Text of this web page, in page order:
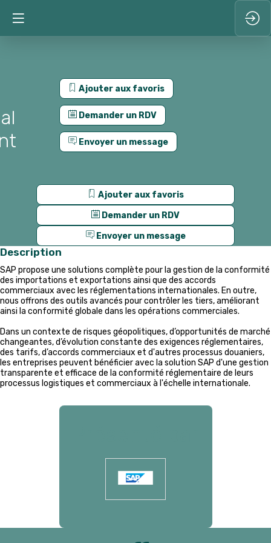
Ajouter aux favoris
Demander un RDV
Envoyer un message
Ajouter aux favoris
Demander un RDV
Envoyer un message
Description
SAP propose une solutions complète pour la gestion de la conformité
des importations et exportations ainsi que des accords
commerciaux avec les réglementations internationales. En outre,
nous offrons des outils avancés pour contrôler les tiers, améliorant
ainsi la conformité globale dans les opérations commerciales.
Dans un contexte de risques géopolitiques, d’opportunités de marché
changeantes, d’évolution constante des exigences réglementaires,
des tarifs, d’accords commerciaux et d'autres processus douaniers,
les entreprises peuvent bénéficier avec la solution SAP d'une gestion
transparente et efficace de la conformité réglementaire de leurs
processus logistiques et commerciaux à l'échelle internationale.